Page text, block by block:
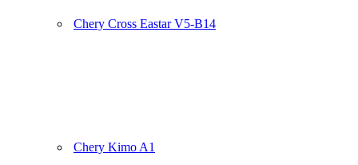
Chery Cross Eastar V5-B14
Chery Kimo A1